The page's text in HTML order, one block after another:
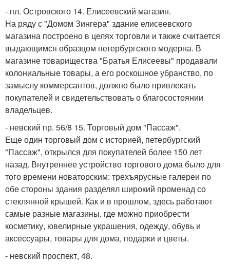
- пл. Островского 14. Елисеевский магазин.
На ряду с "Домом Зингера" здание елисеевского
магазина построено в целях торговли и также считается
выдающимся образцом петербургского модерна. В
магазине товарищества "Братья Елисеевы" продавали
колониальные товары, а его роскошное убранство, по
замыслу коммерсантов, должно было привлекать
покупателей и свидетельствовать о благосостоянии
владельцев.
- невский пр. 56/8 15. Торговый дом "Пассаж".
Еще один торговый дом с историей, петербургский
"Пассаж", открылся для покупателей более 150 лет
назад. Внутреннее устройство торгового дома было для
того времени новаторским: трехъярусные галереи по
обе стороны здания разделял широкий променад со
стеклянной крышей. Как и в прошлом, здесь работают
самые разные магазины, где можно приобрести
косметику, ювелирные украшения, одежду, обувь и
аксессуары, товары для дома, подарки и цветы.
- невский проспект, 48.